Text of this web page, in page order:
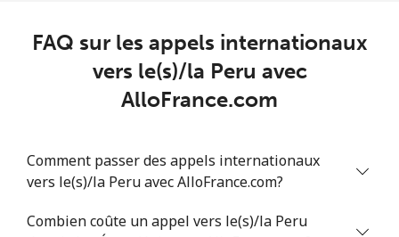
FAQ sur les appels internationaux
vers le(s)/la Peru avec
AlloFrance.com
Comment passer des appels internationaux
vers le(s)/la Peru avec AlloFrance.com?
Combien coûte un appel vers le(s)/la Peru